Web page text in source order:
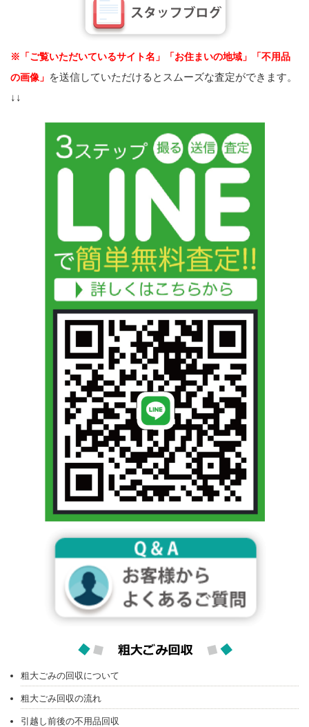
※「ご覧いただいているサイト名」「お住まいの地域」「不用品
の画像」 を送信していただけるとスムーズな査定ができます。
↓↓
粗大ごみの回収について
粗大ごみ回収の流れ
引越し前後の不用品回収